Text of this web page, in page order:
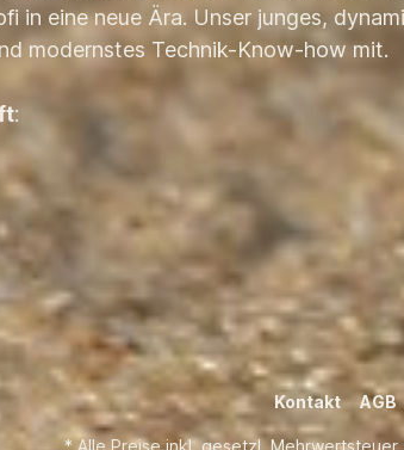
in eine neue Ära. Unser junges,
modernstes Technik-Know-how mit.
:
Kontakt AGB